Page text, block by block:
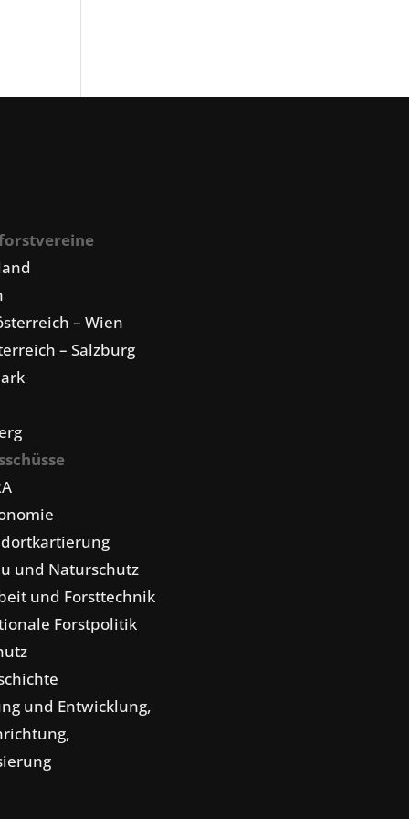
– Wien
– Salzburg
und Naturschutz
und Forsttechnik
Forstpolitik
und Entwicklung,